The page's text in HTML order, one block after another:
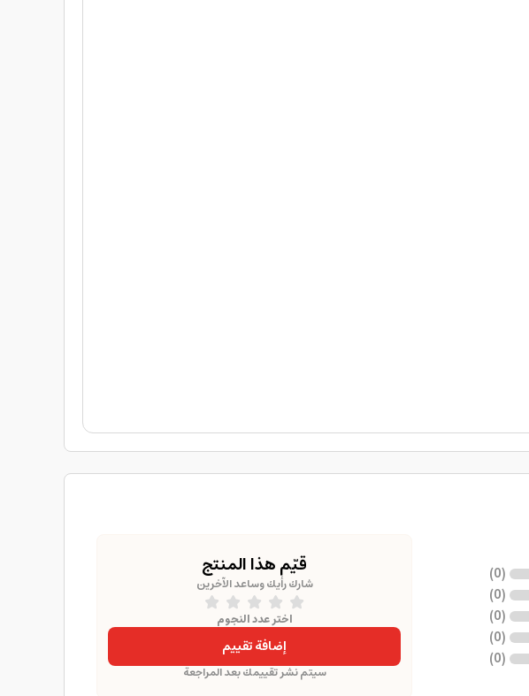
(
0
)
(
0
)
(
0
)
(
0
)
(
0
)
قيّم هذا المنتج
شارك رأيك وساعد الآخرين
اختر عدد النجوم
إضافة تقييم
سيتم نشر تقييمك بعد المراجعة